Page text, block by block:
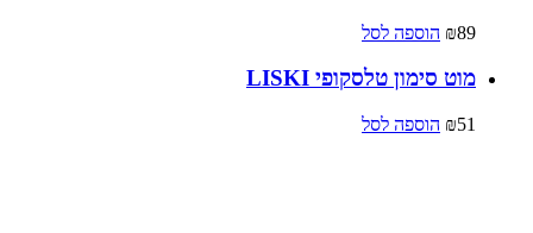
₪89 הוספה לסל
מוט סימון טלסקופי LISKI
₪51 הוספה לסל